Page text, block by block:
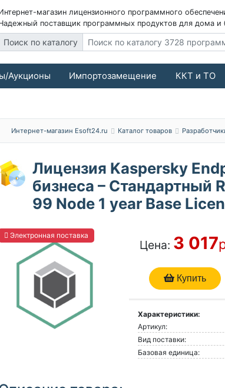
магазин лицензионного программного
поставщик программных продуктов для дома и
Поиск по каталогу
Аукционы Импортозамещение ККТ и ТО
Интернет-магазин Esoft24.ru Каталог товаров
Лицензия Kaspersky
бизнеса – Стандартный
99 Node 1 year Base
Электронная поставка
Цена: 3 017
Купить
Характеристики:
Артикул:
Вид поставки:
Базовая единица: